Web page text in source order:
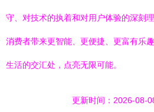
守、对技术的执着和对用户体验的深刻
消费者带来更智能、更便捷、更富有乐
生活的交汇处，点亮无限可能。
更新时间：2026-08-